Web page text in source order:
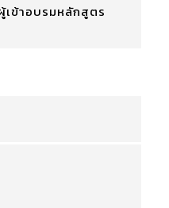
เข้าอบรมหลักสูตร